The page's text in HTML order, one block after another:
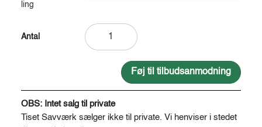
ling
Føj til tilbudsanmodning
A
l
t
OBS: Intet salg til private
Tiset Savværk sælger ikke til private. Vi henviser i stedet